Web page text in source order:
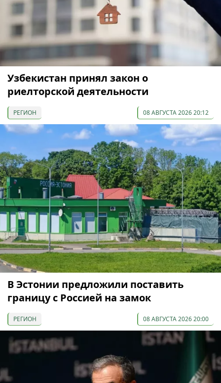
Узбекистан принял закон о
риелторской деятельности
РЕГИОН 08 АВГУСТА 2026 20:12
В Эстонии предложили поставить
границу с Россией на замок
РЕГИОН 08 АВГУСТА 2026 20:00